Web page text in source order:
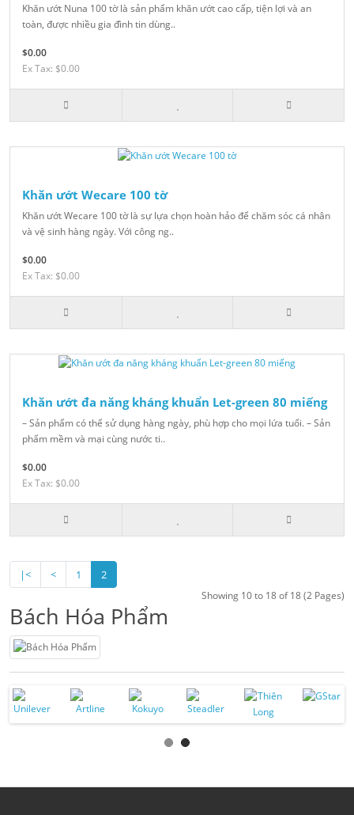
Khăn ướt Nuna 100 tờ là sản phẩm khăn ướt cao cấp, tiện lợi và an
toàn, được nhiều gia đình tin dùng..
$0.00
Ex Tax: $0.00
Khăn ướt Wecare 100 tờ
Khăn ướt Wecare 100 tờ là sự lựa chọn hoàn hảo để chăm sóc cá nhân
và vệ sinh hàng ngày. Với công ng..
$0.00
Ex Tax: $0.00
Khăn ướt đa năng kháng khuẩn Let-green 80 miếng
– Sản phẩm có thể sử dụng hàng ngày, phù hợp cho mọi lứa tuổi. – Sản
phẩm mềm và mại cùng nước ti..
$0.00
Ex Tax: $0.00
|< < 1 2
Showing 10 to 18 of 18 (2 Pages)
Bách Hóa Phẩm